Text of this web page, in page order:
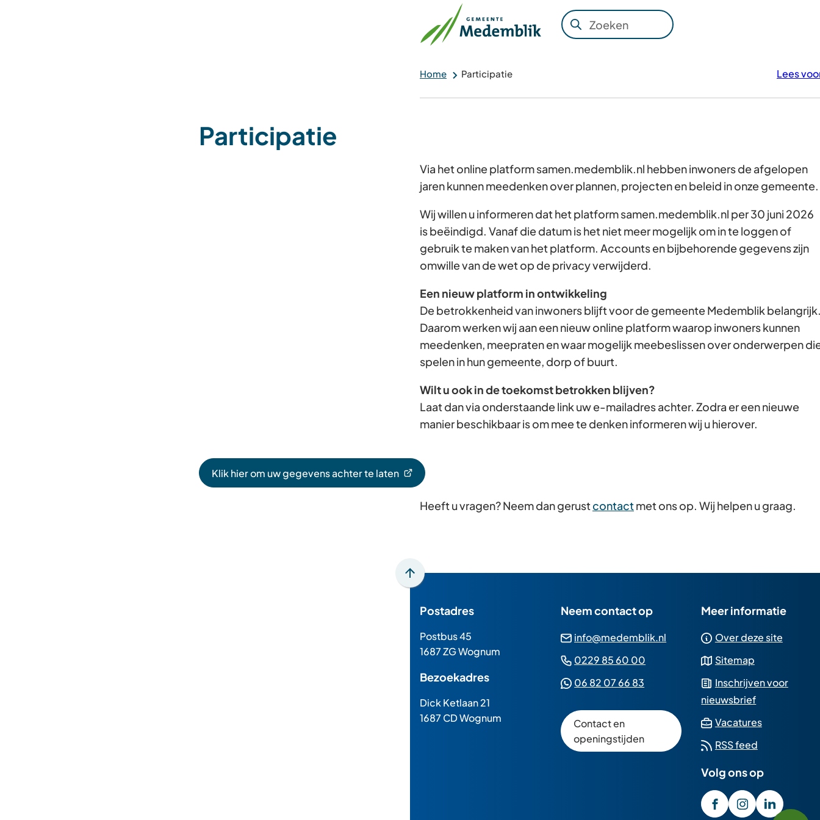
Zoeken
Wanneer
kun
door
pijl
en
omlaag
te
gebruiken.
Gebruik
enter-
een
waarde
te
selecteren.
Home Participatie Lees
Participatie
Via het online platform samen.medemblik.nl hebben inwoners de afgelopen
jaren kunnen meedenken over plannen, projecten en beleid in onze gemeente.
Wij willen u informeren dat het platform samen.medemblik.nl per 30 juni 2026
is beëindigd. Vanaf die datum is het niet meer mogelijk om in te loggen of
gebruik te maken van het platform. Accounts en bijbehorende gegevens zijn
omwille van de wet op de privacy verwijderd.
Een nieuw platform in ontwikkeling
De betrokkenheid van inwoners blijft voor de gemeente Medemblik
Daarom werken wij aan een nieuw online platform waarop inwoners kunnen
meedenken, meepraten en waar mogelijk meebeslissen over onderwerpen
spelen in hun gemeente, dorp of buurt.
Wilt u ook in de toekomst betrokken blijven?
Laat dan via onderstaande link uw e-mailadres achter. Zodra er een nieuwe
manier beschikbaar is om mee te denken informeren wij u hierover.
Klik hier om uw gegevens achter te laten
(Verwijst
Heeft u vragen? Neem dan gerustcontactmet ons op. Wij helpen u graag.
Scroll
boven
het
begin
van
paginainhoud
Postadres
Postbus 45
1687 ZG Wognum
Bezoekadres
Dick Ketlaan 21
1687 CD Wognum
Neem contact op
info@medemblik.nl (Verwijst
mailadres)
0229 85 60 00
telefoonnummer)
06 82 07 66 83
een
Whatsapp
telefoonnummer)
Contact en
openingstijden
Meer informatie
Over deze site
Sitemap
Inschrijven voor
nieuwsbrief
Vacatures(Verwijst
externe
website)
RSS feed
Volg ons op
/
(Verwijst(Verwijst(Verwijst